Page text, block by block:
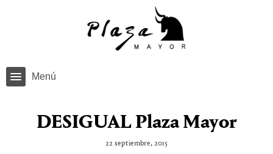
Menú
DESIGUAL Plaza Mayor
22 septiembre, 2015